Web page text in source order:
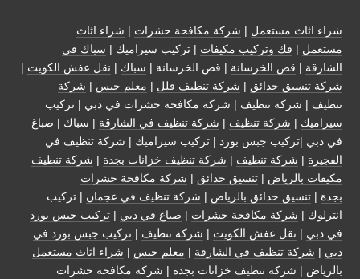
شراء اثاث مستعمل | شركة مكافحة حشرات | شراء اثاث
مستعمل | فك وتركيب مكيفات | تركيب سيراميك | سباك في
الشارقة | قص الخرسانة | قص الخرسانة | سباك | نقل عفش الكويت |
شركة تنسيق حدائق | شركة تنظيف فلل | معلم جبس | شركة
تنظيف | شركة تنظيف | شركة مكافحة حشرات في دبي | تركيب
سيراميك | شركة تنظيف | شركة تنظيف في الشارقة | سباك | صباغ
في دبي |تركيب جبس بورد | تركيب سيراميك | شركة تنظيف في
الفجيرة | شركة تنظيف | شركة تنظيف خزانات بجدة | شركة تنظيف
مكيفات بالرياض | تنسيق حدائق | شركة مكافحة حشرات
بجدة | تنسيق حدائق بالرياض | شركة تنظيف في عجمان | تركيب
انترلوك | شركة مكافحة حشرات | صباغ في دبي | تركيب جبس بورد
في دبي | نقل عفش الكويت | شركة تنظيف | تركيب جبس بورد في
دبي | شركة تنظيف في الشارقة | معلم جبس | شراء اثاث مستعمل
بالرياض | شركه تنظيف خزانات بجدة | شركة مكافحة حشرات